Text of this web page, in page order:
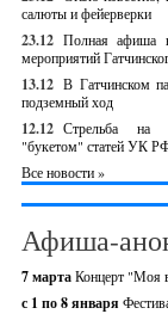
салюты и фейерверки
23.12 Полная афиша
мероприятий
13.12 В Гатчинском
подземный ход
12.12 Стрельба на
"букетом" статей УК
Все новости »
Афиша-
7 мартаКонцерт "Моя
с 1 по 8 января